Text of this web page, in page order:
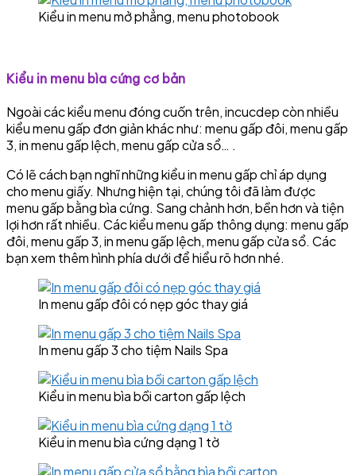
Kiểu in menu mở phẳng, menu photobook
Kiểu in menu bìa cứng cơ bản
Ngoài các kiểu menu đóng cuốn trên, incucdep còn nhiều
kiểu menu gấp đơn giản khác như: menu gấp đôi, menu gấp
3, in menu gấp lệch, menu gấp cửa sổ… .
Có lẽ cách bạn nghĩ những kiểu in menu gấp chỉ áp dụng
cho menu giấy. Nhưng hiện tại, chúng tôi đã làm được
menu gấp bằng bìa cứng. Sang chảnh hơn, bền hơn và tiện
lợi hơn rất nhiều. Các kiểu menu gấp thông dụng: menu gấp
đôi, menu gấp 3, in menu gấp lệch, menu gấp cửa sổ. Các
bạn xem thêm hình phía dưới để hiểu rõ hơn nhé.
In menu gấp đôi có nẹp góc thay giá
In menu gấp 3 cho tiệm Nails Spa
Kiểu in menu bìa bồi carton gấp lệch
Kiểu in menu bìa cứng dạng 1 tờ